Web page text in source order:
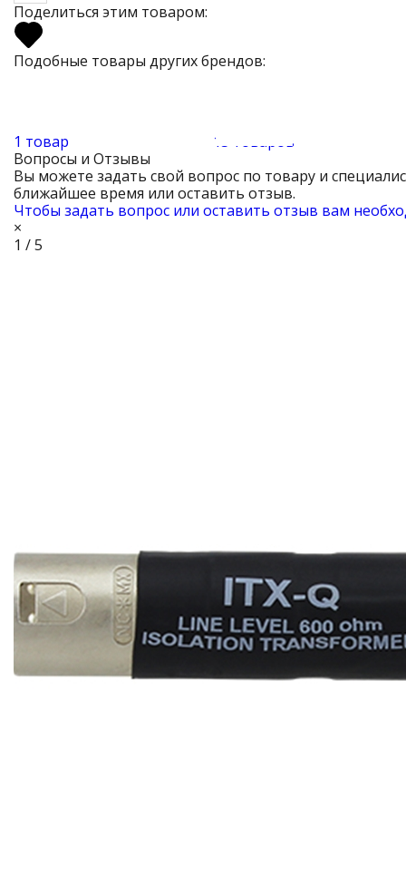
Поделиться этим товаром:
Подобные товары других брендов:
1 товар
13 товаров
Вопросы и Отзывы
Вы можете задать свой вопрос по товару и
ближайшее время или оставить отзыв.
Чтобы задать вопрос или оставить отзыв вам
×
1 / 5